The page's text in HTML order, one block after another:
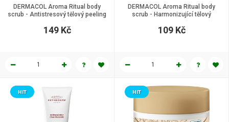
DERMACOL Aroma Ritual body
scrub - Antistresový tělový peeling
149 Kč
DERMACOL Aroma Ritual body
scrub - Harmonizující tělový
ml
109 Kč
HIT HIT